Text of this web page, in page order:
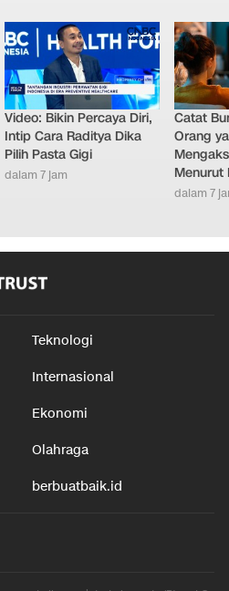
Video: Bikin Percaya Diri,
Intip Cara Raditya Dika
Pilih Pasta Gigi
dalam 7 jam
Catat
Orang
Menurut
dalam 7
Teknologi
Internasional
Ekonomi
Olahraga
berbuatbaik.id